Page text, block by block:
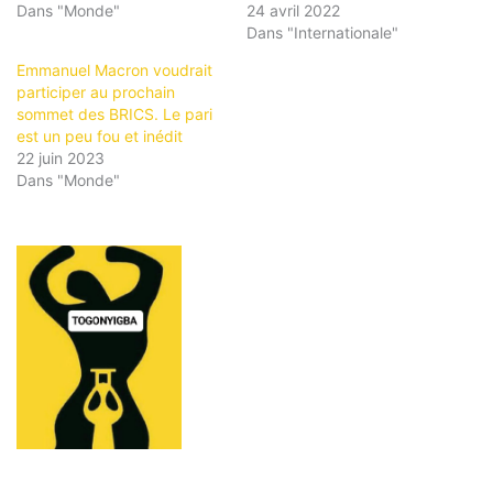
Dans "Monde"
24 avril 2022
Dans "Internationale"
Emmanuel Macron voudrait
participer au prochain
sommet des BRICS. Le pari
est un peu fou et inédit
22 juin 2023
Dans "Monde"